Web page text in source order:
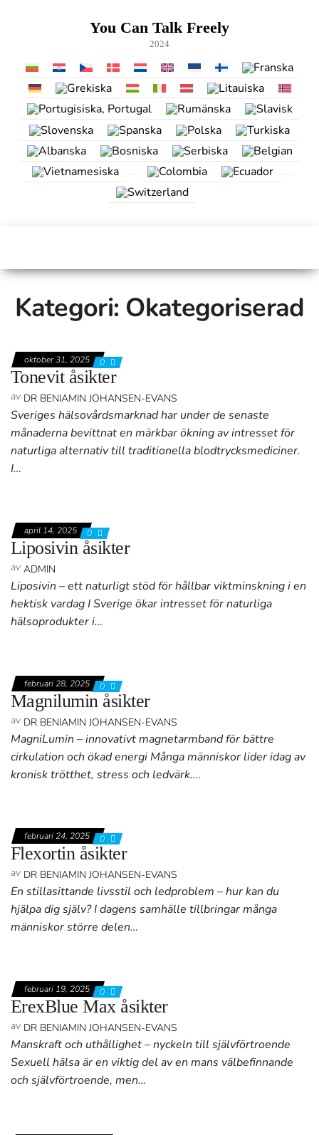
You Can Talk Freely
2024
Kategori: Okategoriserad
oktober 31, 2025 0
Tonevit åsikter
av DR BENIAMIN JOHANSEN-EVANS
Sveriges hälsovårdsmarknad har under de senaste
månaderna bevittnat en märkbar ökning av intresset för
naturliga alternativ till traditionella blodtrycksmediciner.
I…
april 14, 2025 0
Liposivin åsikter
av ADMIN
Liposivin – ett naturligt stöd för hållbar viktminskning i en
hektisk vardag I Sverige ökar intresset för naturliga
hälsoprodukter i…
februari 28, 2025 0
Magnilumin åsikter
av DR BENIAMIN JOHANSEN-EVANS
MagniLumin – innovativt magnetarmband för bättre
cirkulation och ökad energi Många människor lider idag av
kronisk trötthet, stress och ledvärk.…
februari 24, 2025 0
Flexortin åsikter
av DR BENIAMIN JOHANSEN-EVANS
En stillasittande livsstil och ledproblem – hur kan du
hjälpa dig själv? I dagens samhälle tillbringar många
människor större delen…
februari 19, 2025 0
ErexBlue Max åsikter
av DR BENIAMIN JOHANSEN-EVANS
Manskraft och uthållighet – nyckeln till självförtroende
Sexuell hälsa är en viktig del av en mans välbefinnande
och självförtroende, men…